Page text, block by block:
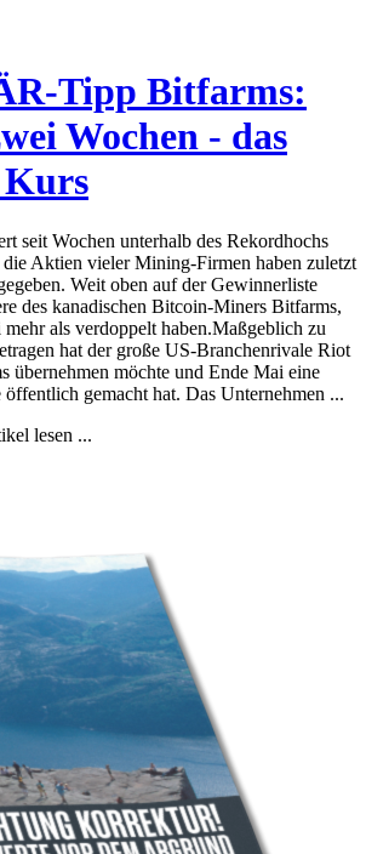
Tipp Bitfarms:
Wochen - das
seit Wochen unterhalb des Rekordhochs
Aktien vieler Mining-Firmen haben zuletzt
Weit oben auf der Gewinnerliste
des kanadischen Bitcoin-Miners Bitfarms,
als verdoppelt haben.Maßgeblich zu
hat der große US-Branchenrivale Riot
übernehmen möchte und Ende Mai eine
öffentlich gemacht hat. Das Unternehmen ...
lesen ...